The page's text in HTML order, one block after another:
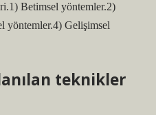
Betimsel yöntemler.2)
yöntemler.4) Gelişimsel
teknikler